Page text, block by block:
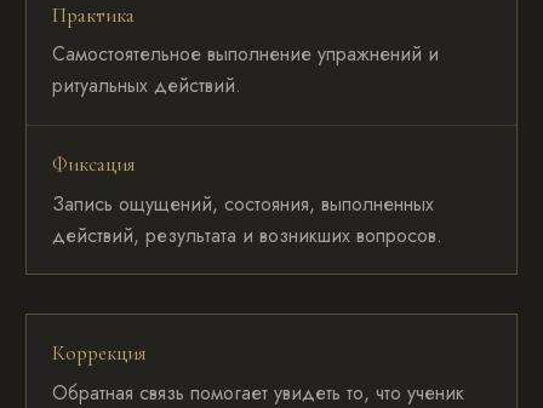
Практика
Самостоятельное выполнение упражнений и
ритуальных действий.
Фиксация
Запись ощущений, состояния, выполненных
действий, результата и возникших вопросов.
Коррекция
Обратная связь помогает увидеть то, что ученик